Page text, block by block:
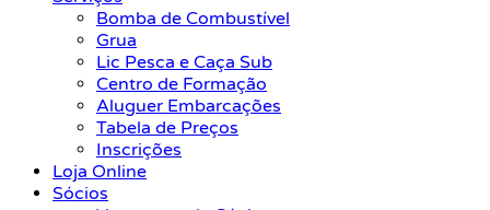
Bomba de Combustível
Grua
Lic Pesca e Caça Sub
Centro de Formação
Aluguer Embarcações
Tabela de Preços
Inscrições
Loja Online
Sócios